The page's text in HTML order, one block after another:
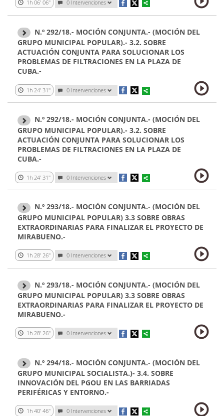
1h 06' 06'' 0 Intervenciones
N.º 292/18.- MOCIÓN CONJUNTA.- (MOCIÓN DEL
GRUPO MUNICIPAL POPULAR).- 3.2. SOBRE
ACTUACIÓN CONJUNTA PARA SOLUCIONAR LOS
PROBLEMAS DE FILTRACIONES EN LA PLAZA DE
CUBA.-
1h 24' 31'' 0 Intervenciones
N.º 292/18.- MOCIÓN CONJUNTA.- (MOCIÓN DEL
GRUPO MUNICIPAL POPULAR).- 3.2. SOBRE
ACTUACIÓN CONJUNTA PARA SOLUCIONAR LOS
PROBLEMAS DE FILTRACIONES EN LA PLAZA DE
CUBA.-
1h 24' 31'' 0 Intervenciones
N.º 293/18.- MOCIÓN CONJUNTA.- (MOCIÓN DEL
GRUPO MUNICIPAL POPULAR) 3.3 SOBRE OBRAS
EXTRAORDINARIAS PARA FINALIZAR EL PROYECTO DE
MIRABUENO.-
1h 28' 26'' 0 Intervenciones
N.º 293/18.- MOCIÓN CONJUNTA.- (MOCIÓN DEL
GRUPO MUNICIPAL POPULAR) 3.3 SOBRE OBRAS
EXTRAORDINARIAS PARA FINALIZAR EL PROYECTO DE
MIRABUENO.-
1h 28' 26'' 0 Intervenciones
N.º 294/18.- MOCIÓN CONJUNTA.- (MOCIÓN DEL
GRUPO MUNICIPAL SOCIALISTA.)- 3.4. SOBRE
INNOVACIÓN DEL PGOU EN LAS BARRIADAS
PERIFÉRICAS Y ENTORNO.-
1h 40' 46'' 0 Intervenciones